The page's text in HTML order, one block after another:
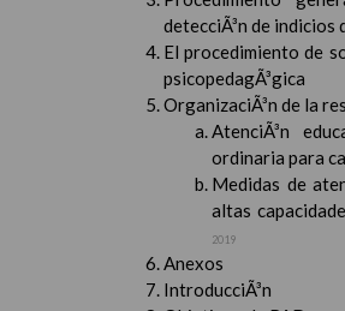
detecciÃ³n de indicios
El procedimiento de
psicopedagÃ³gica
OrganizaciÃ³n de la
AtenciÃ³n
ordinaria para
Medidas de
altas
2019
Anexos
IntroducciÃ³n